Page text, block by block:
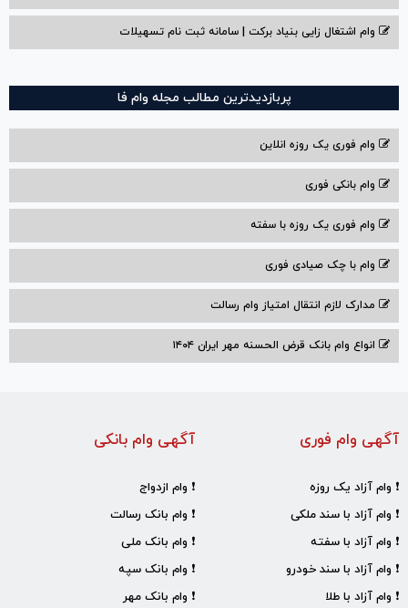
وام اشتغال زایی بنیاد برکت | سامانه ثبت نام تسهیلات
پربازدیدترین مطالب مجله وام فا
وام فوری یک روزه انلاین
وام بانکی فوری
وام فوری یک روزه با سفته
وام با‌ چک صیادی‌ فوری
مدارک لازم انتقال امتیاز وام رسالت
انواع وام بانک قرض الحسنه مهر ایران ۱۴۰۴
آگهی وام بانکی
❗ وام ازدواج
❗ وام بانک رسالت
❗ وام بانک ملی
❗ وام بانک سپه
❗ وام بانک مهر
آگهی وام فوری
❗ وام آزاد یک روزه
❗ وام آزاد با سند ملکی
❗ وام آزاد با سفته
❗ وام آزاد با سند خودرو
❗ وام آزاد با طلا